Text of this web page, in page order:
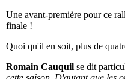
Une avant-première pour ce
finale !
Quoi qu'il en soit, plus de
Romain Cauquil se dit